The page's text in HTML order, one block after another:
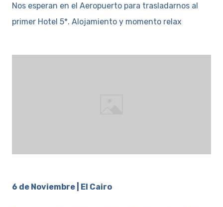
Nos esperan en el Aeropuerto para trasladarnos al
primer Hotel 5*. Alojamiento y momento relax
6 de Noviembre | El Cairo